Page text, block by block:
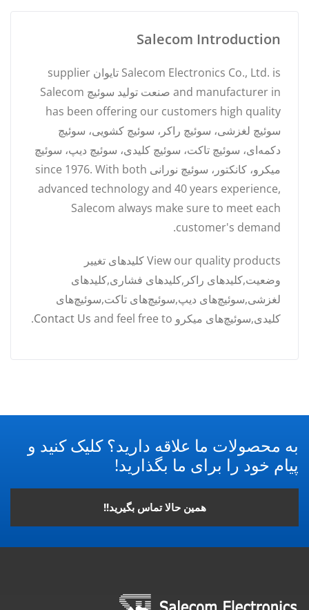
Salecom Introduction
Salecom Electronics Co., Ltd. is تایوان supplier
and manufacturer in صنعت تولید سوئیچ Salecom
has been offering our customers high quality
سوئیچ لغزشی، سوئیچ راکر، سوئیچ کشویی، سوئیچ
دکمه‌ای، سوئیچ تاکت، سوئیچ کلیدی، سوئیچ دیپ، سوئیچ
میکرو، کانکتور، سوئیچ نورانی since 1976. With both
advanced technology and 40 years experience,
Salecom always make sure to meet each
customer's demand.
View our quality products کلیدهای تغییر
وضعیت,کلیدهای راکر,کلیدهای فشاری,کلیدهای
لغزشی,سوئیچ‌های دیپ,سوئیچ‌های تاکت,سوئیچ‌های
کلیدی,سوئیچ‌های میکرو and feel free to
Contact Us
.
به محصولات ما علاقه دارید؟ کلیک کنید و
پیام خود را برای ما بگذارید!
همین حالا تماس بگیرید!!